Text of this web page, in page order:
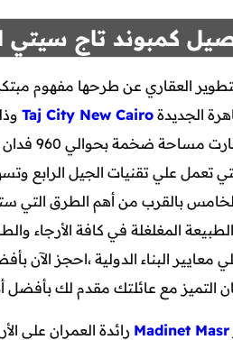
كمبوند تاج سيتي
العقاري عن طرحها مفهوم
الجديدةTaj City New Cairo
مراحل
تعمل علي تقنيات الجيل الرابع
بالقرب من أهم الطرق التي
المغلغلة في كافة الأرجاء
معايير البناء الدولية ،احجز
التميز مع عائلتك مقدم لك
Madinet Masr رائدة العمران علي